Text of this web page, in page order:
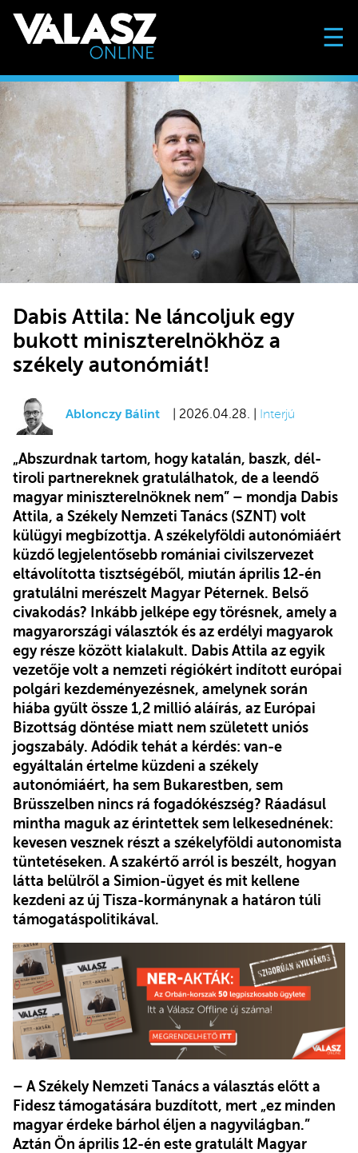
☰
Dabis Attila: Ne láncoljuk egy
bukott miniszterelnökhöz a
székely autonómiát!
Ablonczy Bálint | 2026.04.28. | Interjú
„Abszurdnak tartom, hogy katalán, baszk, dél-
tiroli partnereknek gratulálhatok, de a leendő
magyar miniszterelnöknek nem” – mondja Dabis
Attila, a Székely Nemzeti Tanács (SZNT) volt
külügyi megbízottja. A székelyföldi autonómiáért
küzdő legjelentősebb romániai civilszervezet
eltávolította tisztségéből, miután április 12-én
gratulálni merészelt Magyar Péternek. Belső
civakodás? Inkább jelképe egy törésnek, amely a
magyarországi választók és az erdélyi magyarok
egy része között kialakult. Dabis Attila az egyik
vezetője volt a nemzeti régiókért indított európai
polgári kezdeményezésnek, amelynek során
hiába gyűlt össze 1,2 millió aláírás, az Európai
Bizottság döntése miatt nem született uniós
jogszabály. Adódik tehát a kérdés: van-e
egyáltalán értelme küzdeni a székely
autonómiáért, ha sem Bukarestben, sem
Brüsszelben nincs rá fogadókészség? Ráadásul
mintha maguk az érintettek sem lelkesednének:
kevesen vesznek részt a székelyföldi autonomista
tüntetéseken. A szakértő arról is beszélt, hogyan
látta belülről a Simion-ügyet és mit kellene
kezdeni az új Tisza-kormánynak a határon túli
támogatáspolitikával.
– A Székely Nemzeti Tanács a választás előtt a
Fidesz támogatására buzdított, mert „ez minden
magyar érdeke bárhol éljen a nagyvilágban.”
Aztán Ön április 12-én este gratulált Magyar